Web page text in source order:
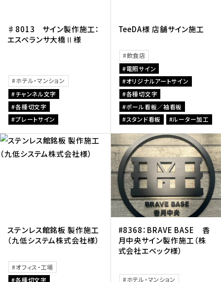
♯8013 サイン製作施工：
エスペランサ大橋Ⅱ様
ホテル・マンション
チャンネル文字
各種切文字
プレートサイン
TeeDA様 店舗サイン施工
飲食店
電照サイン
オリジナルアートサイン
各種切文字
ポール看板／袖看板
スタンド看板
ルーター加工
ステンレス館銘板 製作施工
（九低システム株式会社様）
オフィス・工場
各種切文字
#8368：BRAVE BASE 香
月中央サイン製作施工（株
式会社エベック様）
ホテル・マンション